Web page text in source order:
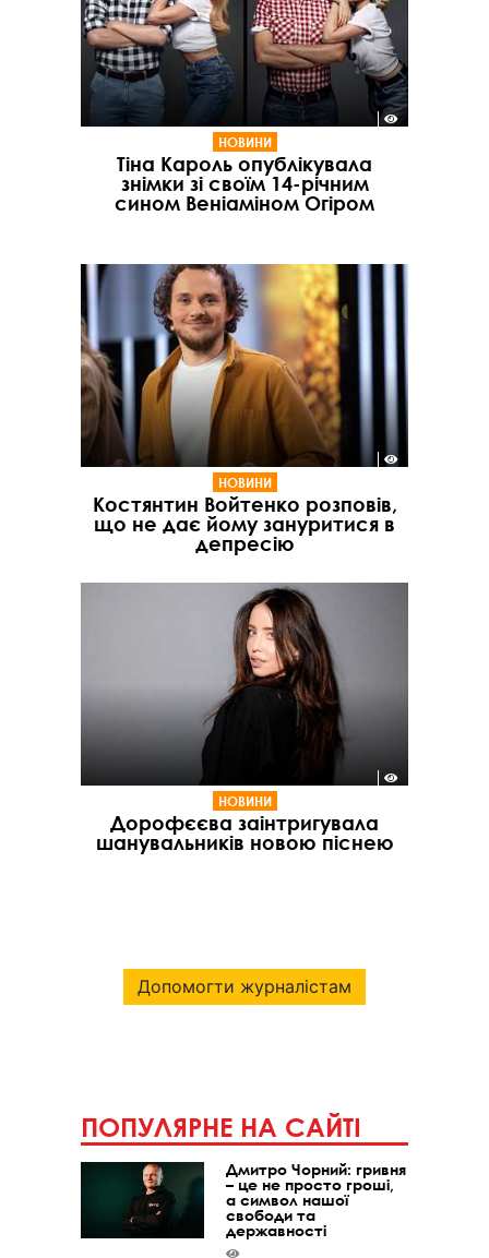
НОВИНИ
Тіна Кароль опублікувала
знімки зі своїм 14-річним
сином Веніаміном Огіром
НОВИНИ
Костянтин Войтенко розповів,
що не дає йому зануритися в
депресію
НОВИНИ
Дорофєєва заінтригувала
шанувальників новою піснею
Допомогти журналістам
ПОПУЛЯРНЕ НА САЙТІ
Дмитро Чорний: гривня
– це не просто гроші,
а символ нашої
свободи та
державності